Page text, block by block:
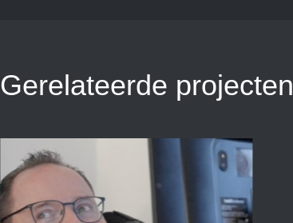
Gerelateerde projecten